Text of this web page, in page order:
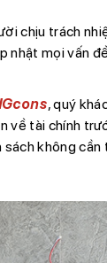
chịu trách
mọi vấn
, quý
về tài chính
không cần